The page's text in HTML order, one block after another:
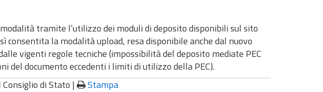
tramite l’utilizzo dei moduli di deposito disponibili sul sito
la modalità upload, resa disponibile anche dal nuovo
vigenti regole tecniche (impossibilità del deposito mediate PEC
del documento eccedenti i limiti di utilizzo della PEC).
Consiglio di Stato | Stampa